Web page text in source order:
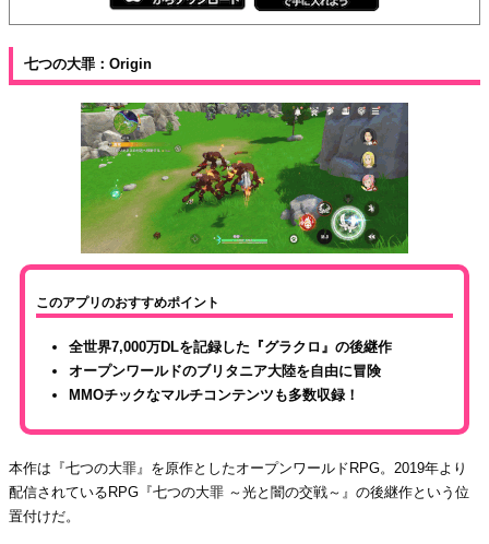
七つの大罪：Origin
このアプリのおすすめポイント
全世界7,000万DLを記録した『グラクロ』の後継作
オープンワールドのブリタニア大陸を自由に冒険
MMOチックなマルチコンテンツも多数収録！
本作は『七つの大罪』を原作としたオープンワールドRPG。2019年より
配信されているRPG『七つの大罪 ～光と闇の交戦～』の後継作という位
置付けだ。